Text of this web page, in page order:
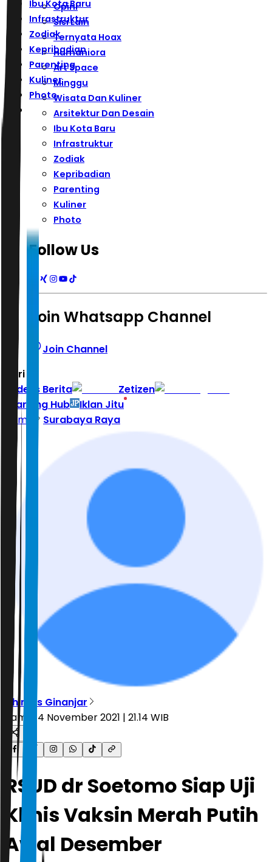
Ibu Kota Baru
Infrastruktur
Zodiak
Kepribadian
Parenting
Kuliner
Photo
Opini
Sisi Lain
Ternyata Hoax
Humaniora
Art Space
Minggu
Wisata Dan Kuliner
Arsitektur Dan Desain
Ibu Kota Baru
Infrastruktur
Zodiak
Kepribadian
Parenting
Kuliner
Photo
Follow Us
Join Whatsapp Channel
Join Channel
Hari ini
Indeks Berita
Zetizen
Learning Hub
Iklan Jitu
Home
Surabaya Raya
Dhimas Ginanjar
Kamis, 4 November 2021 | 21.14 WIB
RSUD dr Soetomo Siap Uji
Klinis Vaksin Merah Putih
Awal Desember